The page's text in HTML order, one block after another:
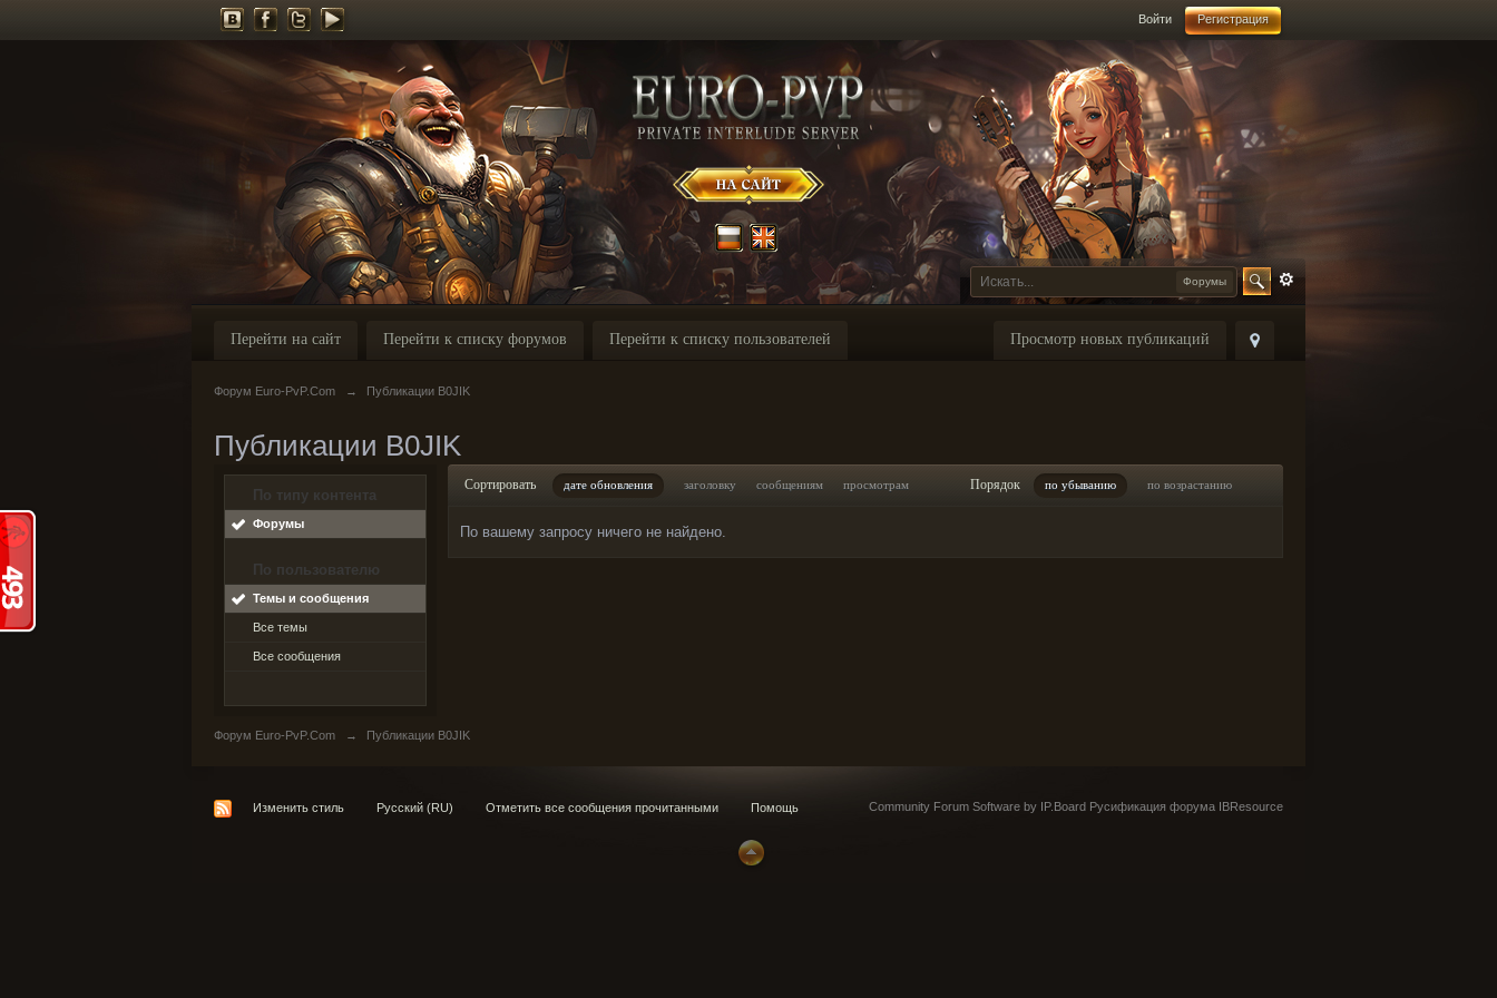
Войти Регистрация
Форумы
Просмотр новых публикаций
Перейти на сайт Перейти к списку форумов Перейти к списку пользователей
Форум Euro-PvP.Com → Публикации B0JIK
Публикации B0JIK
По типу контента
Форумы
По пользователю
Темы и сообщения
Все темы
Все сообщения
Сортировать дате обновления заголовку сообщениям просмотрам Порядок по убыванию по возрастанию
По вашему запросу ничего не найдено.
Форум Euro-PvP.Com → Публикации B0JIK
Изменить стиль Русский (RU) Отметить все сообщения прочитанными Помощь Community Forum Software by IP.Board Русификация форума IBResource